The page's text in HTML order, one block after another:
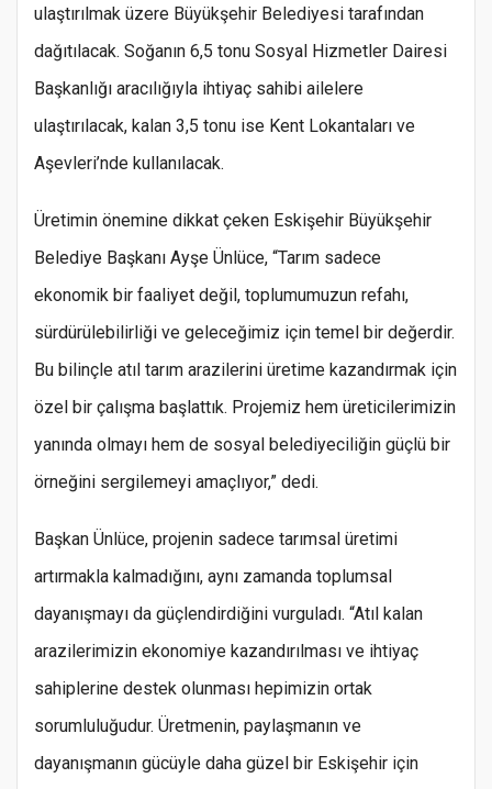
ulaştırılmak üzere Büyükşehir Belediyesi tarafından
dağıtılacak. Soğanın 6,5 tonu Sosyal Hizmetler Dairesi
Başkanlığı aracılığıyla ihtiyaç sahibi ailelere
ulaştırılacak, kalan 3,5 tonu ise Kent Lokantaları ve
Aşevleri’nde kullanılacak.
Üretimin önemine dikkat çeken Eskişehir Büyükşehir
Belediye Başkanı Ayşe Ünlüce, “Tarım sadece
ekonomik bir faaliyet değil, toplumumuzun refahı,
sürdürülebilirliği ve geleceğimiz için temel bir değerdir.
Bu bilinçle atıl tarım arazilerini üretime kazandırmak için
özel bir çalışma başlattık. Projemiz hem üreticilerimizin
yanında olmayı hem de sosyal belediyeciliğin güçlü bir
örneğini sergilemeyi amaçlıyor,” dedi.
Başkan Ünlüce, projenin sadece tarımsal üretimi
artırmakla kalmadığını, aynı zamanda toplumsal
dayanışmayı da güçlendirdiğini vurguladı. “Atıl kalan
arazilerimizin ekonomiye kazandırılması ve ihtiyaç
sahiplerine destek olunması hepimizin ortak
sorumluluğudur. Üretmenin, paylaşmanın ve
dayanışmanın gücüyle daha güzel bir Eskişehir için